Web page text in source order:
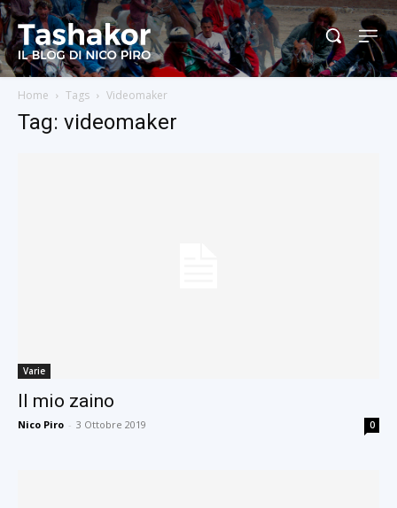
Home Tags Videomaker
Tag: videomaker
Varie
Il mio zaino
Nico Piro - 3 Ottobre 2019 0